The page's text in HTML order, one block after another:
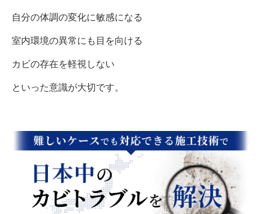
自分の体調の変化に敏感になる
室内環境の異常にも目を向ける
カビの存在を軽視しない
といった意識が大切です。